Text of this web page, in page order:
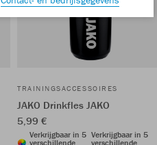
TRAININGSACCESSOIRES
JAKO Drinkfles JAKO
5,99 €
Verkrijgbaar in 5
verschillende
Verkrijgbaar in 5
verschillende